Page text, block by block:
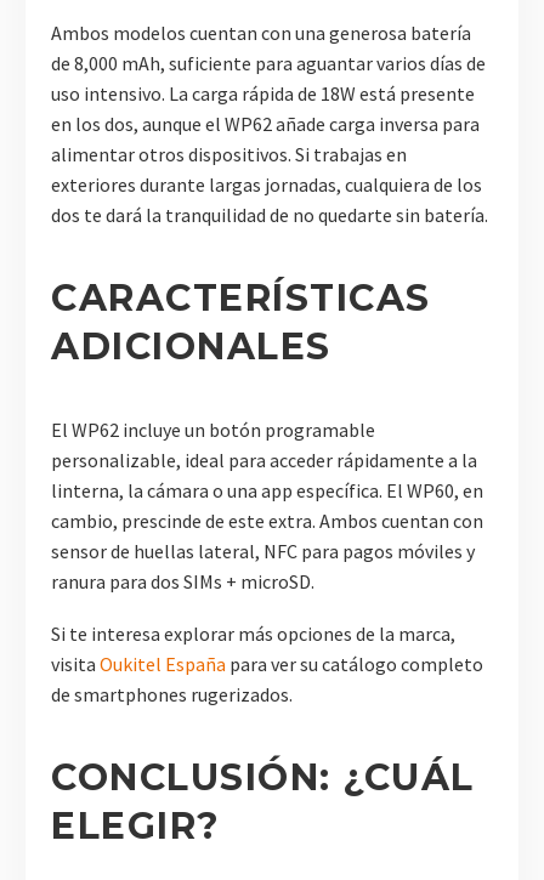
Ambos modelos cuentan con una generosa batería
de 8,000 mAh, suficiente para aguantar varios días de
uso intensivo. La carga rápida de 18W está presente
en los dos, aunque el WP62 añade carga inversa para
alimentar otros dispositivos. Si trabajas en
exteriores durante largas jornadas, cualquiera de los
dos te dará la tranquilidad de no quedarte sin batería.
CARACTERÍSTICAS
ADICIONALES
El WP62 incluye un botón programable
personalizable, ideal para acceder rápidamente a la
linterna, la cámara o una app específica. El WP60, en
cambio, prescinde de este extra. Ambos cuentan con
sensor de huellas lateral, NFC para pagos móviles y
ranura para dos SIMs + microSD.
Si te interesa explorar más opciones de la marca,
visita Oukitel España para ver su catálogo completo
de smartphones rugerizados.
CONCLUSIÓN: ¿CUÁL
ELEGIR?